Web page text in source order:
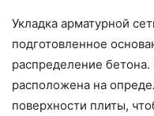
Укладка арматурной
подготовленное
распределение
расположена на
поверхности плиты,